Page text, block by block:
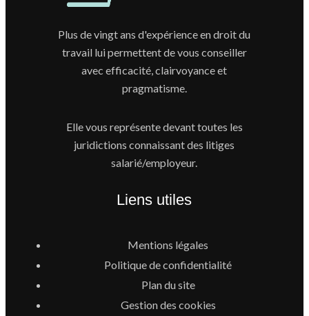
Plus de vingt ans d'expérience en droit du
travail lui permettent de vous conseiller
avec efficacité, clairvoyance et
pragmatisme.
Elle vous représente devant toutes les
juridictions connaissant des litiges
salarié/employeur.
Liens utiles
Mentions légales
Politique de confidentialité
Plan du site
Gestion des cookies